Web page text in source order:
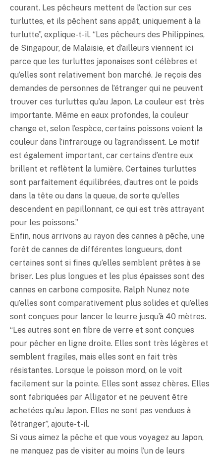
courant. Les pêcheurs mettent de l’action sur ces
turluttes, et ils pêchent sans appât, uniquement à la
turlutte”, explique-t-il. “Les pêcheurs des Philippines,
de Singapour, de Malaisie, et d’ailleurs viennent ici
parce que les turluttes japonaises sont célèbres et
qu’elles sont relativement bon marché. Je reçois des
demandes de personnes de l’étranger qui ne peuvent
trouver ces turluttes qu’au Japon. La couleur est très
importante. Même en eaux profondes, la couleur
change et, selon l’espèce, certains poissons voient la
couleur dans l’infrarouge ou l’agrandissent. Le motif
est également important, car certains d’entre eux
brillent et reflètent la lumière. Certaines turluttes
sont parfaitement équilibrées, d’autres ont le poids
dans la tête ou dans la queue, de sorte qu’elles
descendent en papillonnant, ce qui est très attrayant
pour les poissons.”
Enfin, nous arrivons au rayon des cannes à pêche, une
forêt de cannes de différentes longueurs, dont
certaines sont si fines qu’elles semblent prêtes à se
briser. Les plus longues et les plus épaisses sont des
cannes en carbone composite. Ralph Nunez note
qu’elles sont comparativement plus solides et qu’elles
sont conçues pour lancer le leurre jusqu’à 40 mètres.
“Les autres sont en fibre de verre et sont conçues
pour pêcher en ligne droite. Elles sont très légères et
semblent fragiles, mais elles sont en fait très
résistantes. Lorsque le poisson mord, on le voit
facilement sur la pointe. Elles sont assez chères. Elles
sont fabriquées par Alligator et ne peuvent être
achetées qu’au Japon. Elles ne sont pas vendues à
l’étranger”, ajoute-t-il.
Si vous aimez la pêche et que vous voyagez au Japon,
ne manquez pas de visiter au moins l’un de leurs